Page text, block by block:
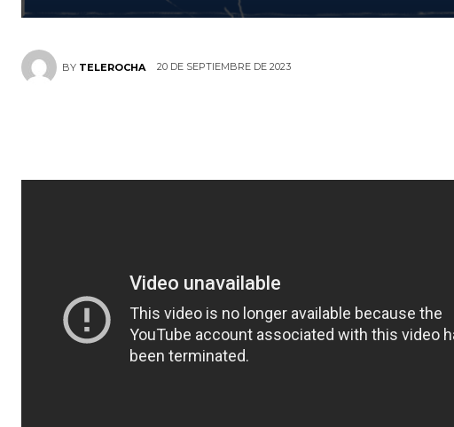
BY TELEROCHA 20 DE SEPTIEMBRE DE 2023